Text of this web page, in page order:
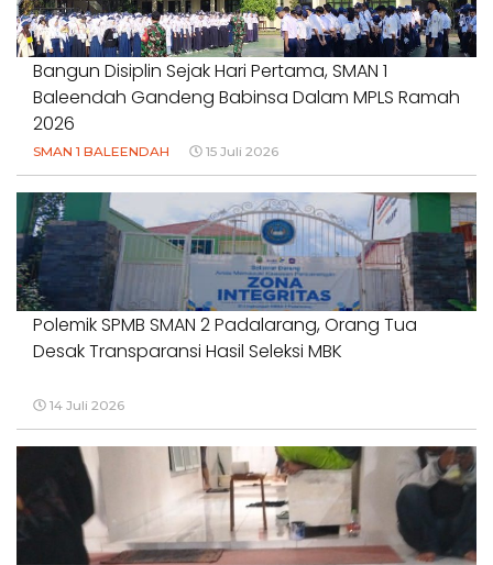
18 Juli 2026
Bangun Disiplin Sejak Hari Pertama, SMAN 1
Baleendah Gandeng Babinsa Dalam MPLS Ramah
2026
SMAN 1 BALEENDAH 15 Juli 2026
Polemik SPMB SMAN 2 Padalarang, Orang Tua
Desak Transparansi Hasil Seleksi MBK
14 Juli 2026